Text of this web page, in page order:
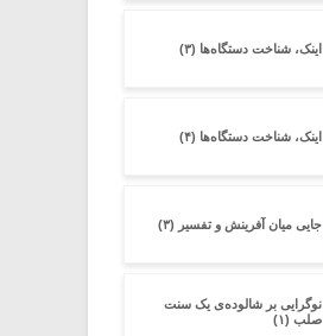
اینک، شناخت دستگاه‌ها (۳)
اینک، شناخت دستگاه‌ها (۴)
جایی میان آفرینش و تفسیر (۳)
نوگرایی بر شالوده‌ی یک سنت
صلب (۱)